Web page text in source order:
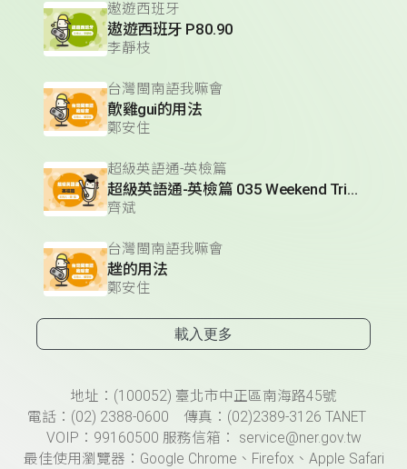
遨遊西班牙
遨遊西班牙 P80.90
李靜枝
台灣閩南語我嘛會
歕雞gui的用法
鄭安住
超級英語通-英檢篇
超級英語通-英檢篇 035 Weekend Trip- 週末旅遊
齊斌
台灣閩南語我嘛會
趖的用法
鄭安住
載入更多
頁尾資訊地址：(100052) 臺北市中正區南海路45號
電話：(02) 2388-0600 傳真：(02)2389-3126 TANET
VOIP：99160500 服務信箱： service@ner.gov.tw
最佳使用瀏覽器：Google Chrome、Firefox、Apple Safari